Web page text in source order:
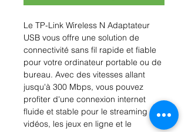
Le TP-Link Wireless N Adaptateur
USB vous offre une solution de
connectivité sans fil rapide et fiable
pour votre ordinateur portable ou de
bureau. Avec des vitesses allant
jusqu'à 300 Mbps, vous pouvez
profiter d'une connexion internet
fluide et stable pour le streaming de
vidéos, les jeux en ligne et le